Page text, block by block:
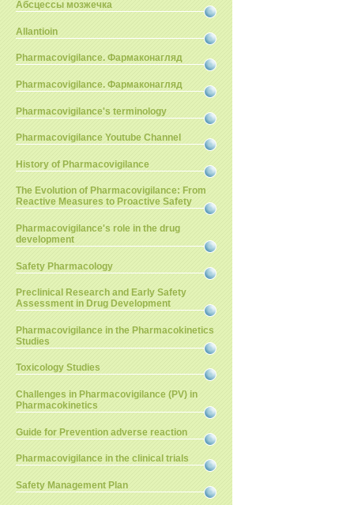
Абсцессы мозжечка
Allantioin
Pharmacovigilance. Фармаконагляд
Pharmacovigilance. Фармаконагляд
Pharmacovigilance's terminology
Pharmacovigilance Youtube Channel
History of Pharmacovigilance
The Evolution of Pharmacovigilance: From
Reactive Measures to Proactive Safety
Pharmacovigilance's role in the drug
development
Safety Pharmacology
Preclinical Research and Early Safety
Assessment in Drug Development
Pharmacovigilance in the Pharmacokinetics
Studies
Toxicology Studies
Challenges in Pharmacovigilance (PV) in
Pharmacokinetics
Guide for Prevention adverse reaction
Pharmacovigilance in the clinical trials
Safety Management Plan